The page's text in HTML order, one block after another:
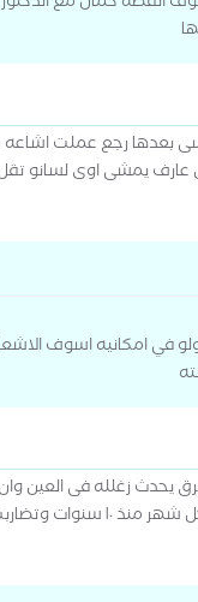
بعدها رجع عملت
يمشى اوى لسانو تقل
في امكانيه اسوف
يحدث زغلله فى العين
اقوال الدكاتره